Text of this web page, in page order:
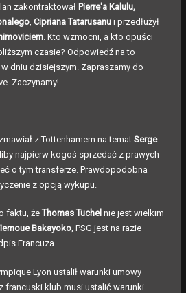
zakontraktował Pierre'a Kalulu,
Cipriana Tatarusanu i przedłużył
. Kto wzmocni, a kto opuści
czasie? Odpowiedź na to
dniu dzisiejszym. Zapraszamy do
Zaczynamy!
z Tottenhamem na temat Serge
najpierw kogoś sprzedać z prawych
o tym transferze. Prawdopodobna
z opcją wykupu.
faktu, żeThomas Tuchel nie jest wielkim
Bakayoko, PSG jest na razie
Francuza.
Lyon ustalił warunki umowy
francuski klub musi ustalić warunki